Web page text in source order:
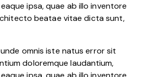
ipsa, quae ab illo inventore
beatae vitae dicta sunt,
omnis iste natus error sit
doloremque laudantium,